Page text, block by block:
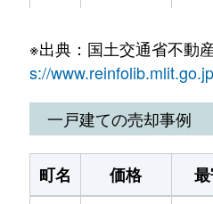
実勢
50万円 胡麻
下山
10万円 下
曽根
50万円 下
中台
140万円 下
※出典：国土交通省不動
s://
一戸建ての売却事例
町名 価格